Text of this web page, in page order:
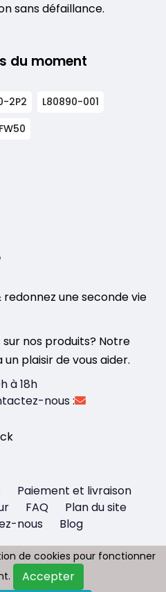
sans défaillance.
du moment
2P2
L80890-001
une seconde vie
nos produits? Notre
plaisir de vous aider.
à 18h
nous :
Paiement et livraison
FAQ
Plan du site
nous
Blog
Tous droit réservés
de cookies pour fonctionner
Accepter
de cookies pour fonctionner
Accepter